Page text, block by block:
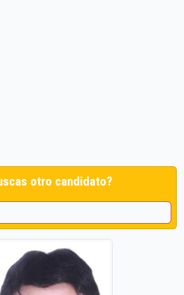
otro candidato?